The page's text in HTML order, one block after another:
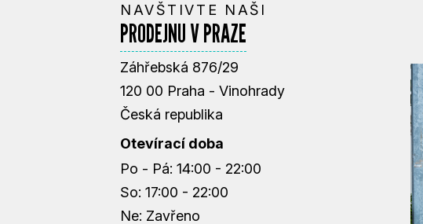
NAVŠTIVTE NAŠI
PRODEJNU V PRAZE
Záhřebská 876/29
120 00 Praha - Vinohrady
Česká republika
Otevírací doba
Po - Pá: 14:00 - 22:00
So: 17:00 - 22:00
Ne: Zavřeno